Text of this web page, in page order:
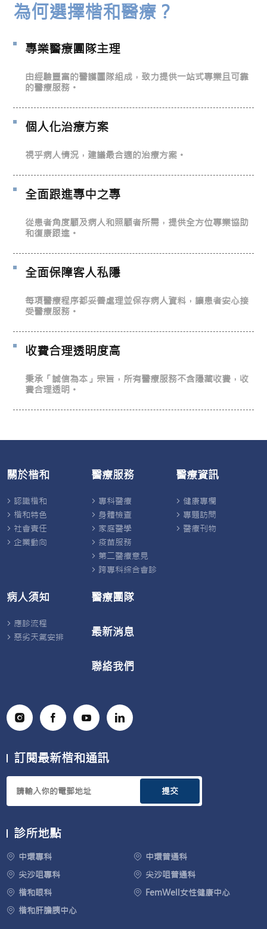
為何選擇楷和醫療？
專業醫療團隊主理
由經驗豐富的醫護團隊組成，致力提供一站式專業且可靠
的醫療服務。
個人化治療方案
視乎病人情況，建議最合適的治療方案。
全面跟進專中之專
從患者角度顧及病人和照顧者所需，提供全方位專業協助
和復康跟進。
全面保障客人私隱
每項醫療程序都妥善處理並保存病人資料，讓患者安心接
受醫療服務。
收費合理透明度高
秉承「誠信為本」宗旨，所有醫療服務不含隱藏收費，收
費合理透明。
關於楷和
認識楷和
楷和特色
社會責任
企業動向
醫療服務
專科醫療
身體檢查
家庭醫學
疫苗服務
第二醫療意見
跨專科綜合會診
醫療資訊
健康專欄
專題訪問
醫療刊物
病人須知
應診流程
惡劣天氣安排
醫療團隊
最新消息
聯絡我們
訂閱最新楷和通訊
提交
診所地點
中環專科
中環普通科
尖沙咀專科
尖沙咀普通科
楷和眼科
FemWell女性健康中心
楷和肝膽胰中心